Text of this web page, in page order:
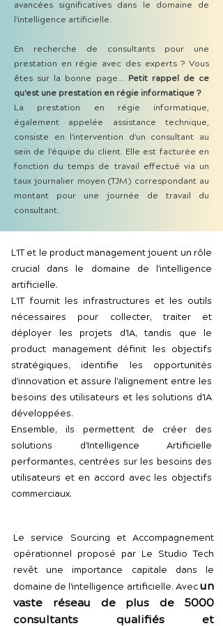
avancées significatives dans le domaine de
l'intelligence artificielle.
En recherche de consultants pour une
prestation en régie avec des experts ? Vous
êtes sur la bonne page... Petit rappel de ce
qu'est une prestation en régie informatique ?
La prestation en régie informatique,
également appelée assistance technique,
consiste en l'intervention d'un consultant au
sein de l'équipe du client. Elle est facturée en
fonction du temps de travail effectué via un
taux journalier moyen (TJM) correspondant au
montant pour une journée de travail du
consultant.
L'IT et le product management jouent un rôle
crucial dans le domaine de l'intelligence
artificielle.
L'IT fournit les infrastructures et les outils
nécessaires pour collecter, traiter et
déployer les projets d'IA, tandis que le
product management définit les objectifs
stratégiques, identifie les opportunités
d'innovation et assure l'alignement entre les
besoins des utilisateurs et les solutions d'IA
développées.
Ensemble, ils permettent de créer des
solutions d'Intelligence Artificielle
performantes, centrées sur les besoins des
utilisateurs et en accord avec les objectifs
commerciaux.
Le service Sourcing et Accompagnement
opérationnel proposé par Le Studio Tech
revêt une importance capitale dans le
domaine de l'intelligence artificielle. Avecun
vaste réseau de plus de 5000
consultants qualifiés et